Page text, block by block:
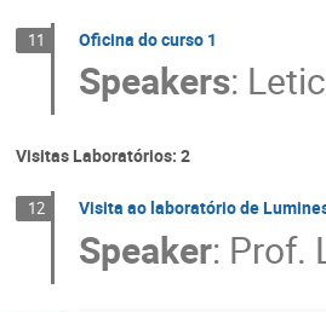
11 Oficina do curso 1
Speakers:
Visitas Laboratórios: 2
12 Visita ao laboratório de
Speaker: Prof.